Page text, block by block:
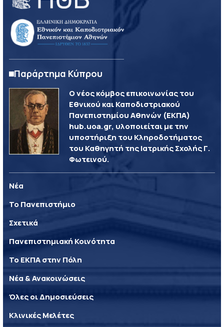
Παράρτημα Κύπρου
Ο νέος κόμβος επικοινωνίας του
Εθνικού και Καποδιστριακού
Πανεπιστημίου Αθηνών (ΕΚΠΑ)
hub.uoa.gr, υλοποιείται με την
υποστήριξη του Κληροδοτήματος
του Καθηγητή της Ιατρικής Σχολής Γ.
Φωτεινού.
Νέα
Το Πανεπιστήμιο
Σχετικά
Πανεπιστημιακή Κοινότητα
Το ΕΚΠΑ στην Πόλη
Νέα & Ανακοινώσεις
Όλες οι Δημοσιεύσεις
Κλινικές Μελέτες